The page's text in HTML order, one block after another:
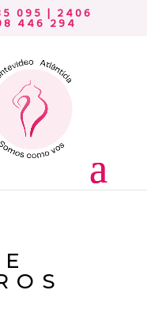
095 | 2406
446 294